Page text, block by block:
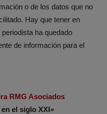
o de los datos que no
Hay que tener en
ha quedado
de información para el
RMG Asociados
el siglo XXI»